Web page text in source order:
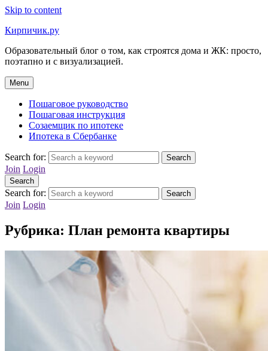
Skip to content
Кирпичик.ру
Образовательный блог о том, как строятся дома и ЖК: просто,
поэтапно и с визуализацией.
Menu
Пошаговое руководство
Пошаговая инструкция
Созаемщик по ипотеке
Ипотека в Сбербанке
Search for: Search
Join Login
Search
Search for: Search
Join Login
Рубрика: План ремонта квартиры